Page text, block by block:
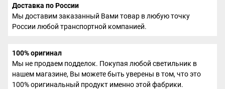
Доставка по России
Мы доставим заказанный Вами товар в любую точку
России любой транспортной компанией.
100% оригинал
Мы не продаем подделок. Покупая любой светильник в
нашем магазине, Вы можете быть уверены в том, что это
100% оригинальный продукт именно этой фабрики.